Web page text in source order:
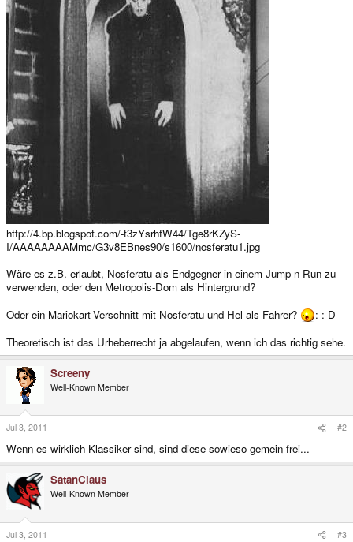
http://4.bp.blogspot.com/-t3zYsrhfW44/Tge8rKZyS-
I/AAAAAAAAMmc/G3v8EBnes90/s1600/nosferatu1.jpg
Wäre es z.B. erlaubt, Nosferatu als Endgegner in einem Jump n Run zu
verwenden, oder den Metropolis-Dom als Hintergrund?
Oder ein Mariokart-Verschnitt mit Nosferatu und Hel als Fahrer?
: :-D
Theoretisch ist das Urheberrecht ja abgelaufen, wenn ich das richtig sehe.
Screeny
Well-Known Member
Jul 3, 2011 #2
Wenn es wirklich Klassiker sind, sind diese sowieso gemein-frei...
SatanClaus
Well-Known Member
Jul 3, 2011 #3